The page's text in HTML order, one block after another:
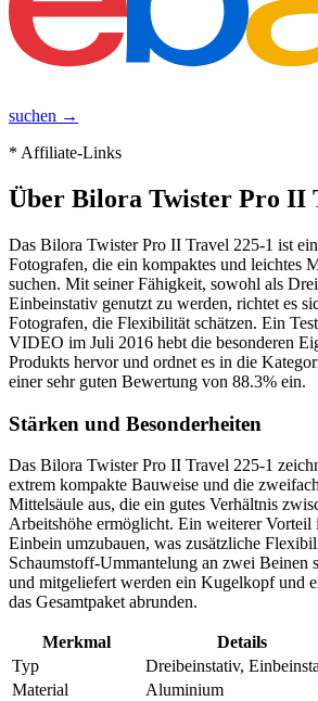
suchen →
* Affiliate-Links
Über Bilora Twister Pro II
Das Bilora Twister Pro II Travel 225-1 ist
Fotografen, die ein kompaktes und leichtes
suchen. Mit seiner Fähigkeit, sowohl als
Einbeinstativ genutzt zu werden, richtet es
Fotografen, die Flexibilität schätzen. Ein
VIDEO im Juli 2016 hebt die besonderen
Produkts hervor und ordnet es in die
einer sehr guten Bewertung von 88.3% ein.
Stärken und Besonderheiten
Das Bilora Twister Pro II Travel 225-1
extrem kompakte Bauweise und die
Mittelsäule aus, die ein gutes Verhältnis
Arbeitshöhe ermöglicht. Ein weiterer Vorteil
Einbein umzubauen, was zusätzliche
Schaumstoff-Ummantelung an zwei Beinen
und mitgeliefert werden ein Kugelkopf und
das Gesamtpaket abrunden.
Merkmal
Details
Typ
Dreibeinstativ,
Material
Aluminium